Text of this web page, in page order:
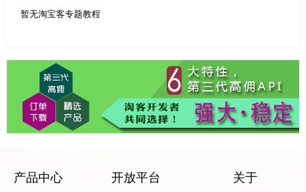
暂无淘宝客专题教程
产品中心 开放平台 关于